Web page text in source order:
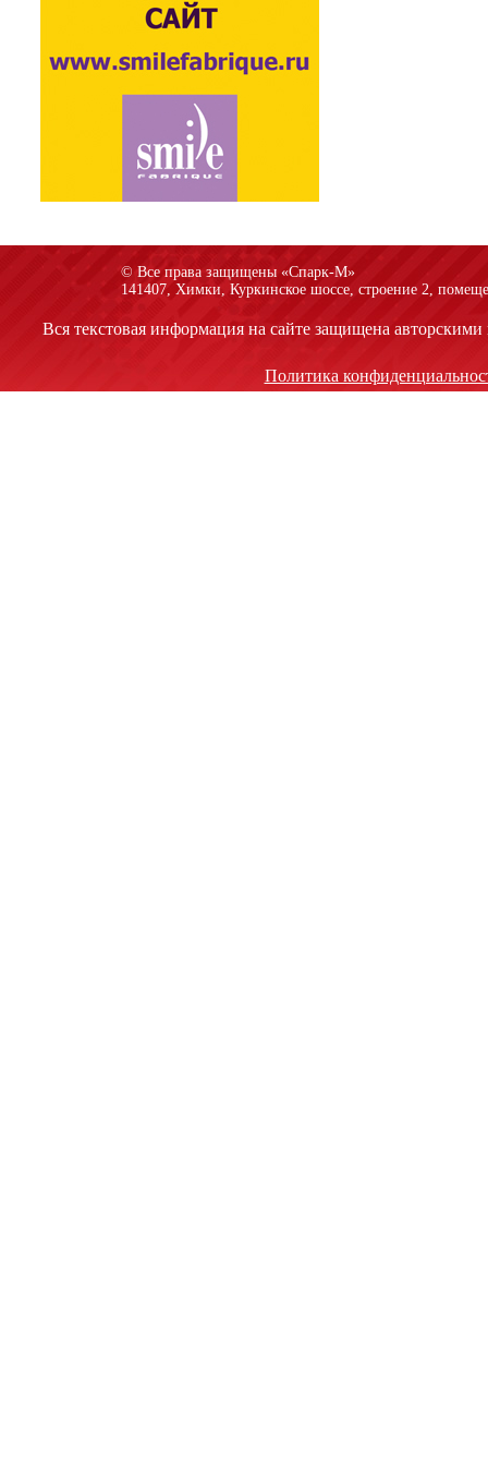
© Все права защищены «Спарк-M»
141407, Химки, Куркинское шоссе, строение 2,
Вся текстовая информация на сайте защищена
Политика